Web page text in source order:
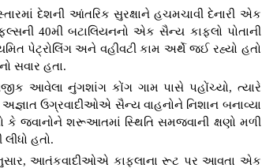
દેશની આંતરિક સુરક્ષાને હચમચાવી દેનારી એક
40મી બટાલિયનનો એક સૈન્ય કાફલો પોતાની
પેટ્રોલિંગ અને વહીવટી કામ અર્થે જઈ રહ્યો હતો
સવાર હતા.
આવેલા નુંગશાંગ કોંગ ગામ પાસે પહોંચ્યો, ત્યારે
અજ્ઞાત ઉગ્રવાદીઓએ સૈન્ય વાહનોને નિશાન બનાવ્યા
શરૂઆતમાં સ્થિતિ સમજવાની ક્ષણો મળી
હતો.
આતંકવાદીઓએ કાફલાના રૂટ પર આવતા એક